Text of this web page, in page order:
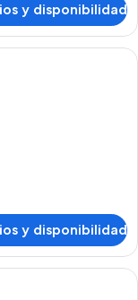
y disponibilidad
hotel con cama,
y disponibilidad
hotel con dos camas,